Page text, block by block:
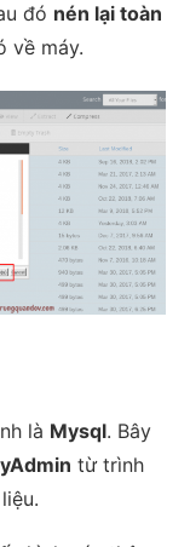
đó nén lại toàn
về máy.
là Mysql. Bây
từ trình